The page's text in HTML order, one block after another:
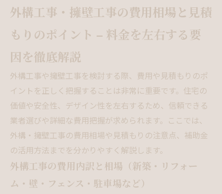
外構工事・擁壁工事の費用相場と見積
もりのポイント – 料金を左右する要
因を徹底解説
外構工事や擁壁工事を検討する際、費用や見積もりのポ
イントを正しく把握することは非常に重要です。住宅の
価値や安全性、デザイン性を左右するため、信頼できる
業者選びや詳細な費用把握が求められます。ここでは、
外構・擁壁工事の費用相場や見積もりの注意点、補助金
の活用方法までを分かりやすく解説します。
外構工事の費用内訳と相場（新築・リフォー
ム・壁・フェンス・駐車場など）